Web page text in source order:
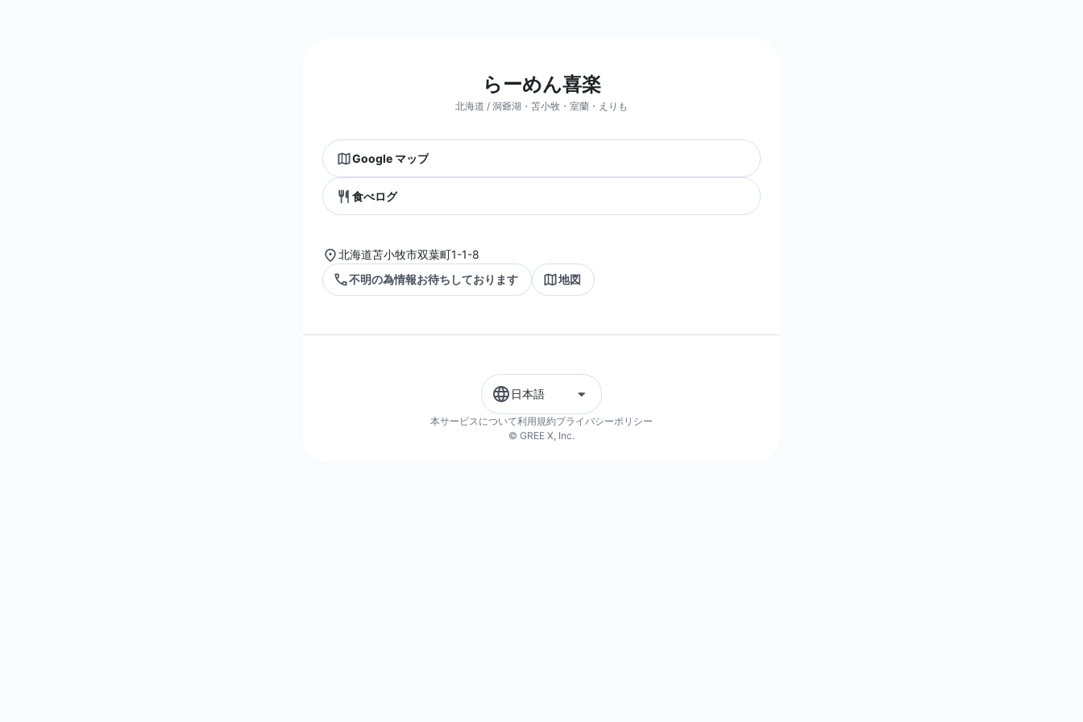
らーめん喜楽
北海道 / 洞爺湖・苫小牧・室蘭・えりも
Google マップ
食べログ
北海道苫小牧市双葉町1-1-8
不明の為情報お待ちしております
地図
日本語
本サービスについて利用規約プライバシーポリシー
© GREE X, Inc.